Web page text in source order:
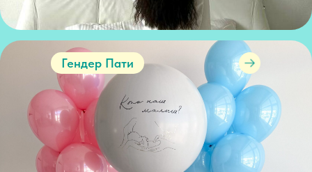
Гендер Пати